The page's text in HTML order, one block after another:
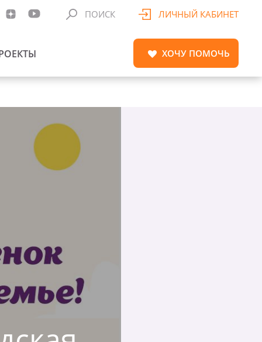
ПОИСК ЛИЧНЫЙ КАБИНЕТ
ХОЧУ ПОМОЧЬ